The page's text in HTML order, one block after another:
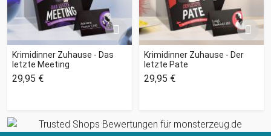
Krimidinner Zuhause - Das
letzte Meeting
29,95 €
Krimidinner Zuhause - Der
letzte Pate
29,95 €